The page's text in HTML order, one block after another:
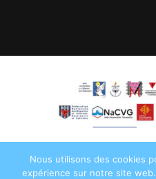
Nous utilisons des cookies
expérience sur notre site